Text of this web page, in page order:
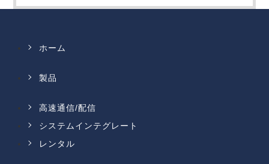
ホーム
製品
高速通信/配信
システムインテグレート
レンタル